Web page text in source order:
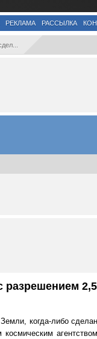
РЕКЛАМА РАССЫЛКА
разрешением
когда-либо